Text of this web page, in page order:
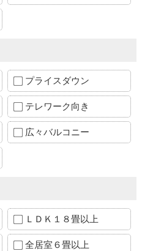
プライスダウン
テレワーク向き
広々バルコニー
ＬＤＫ１８畳以上
全居室６畳以上